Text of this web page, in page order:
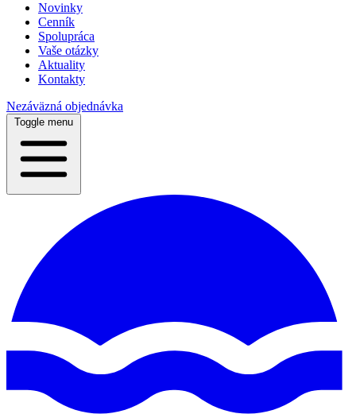
Novinky
Cenník
Spolupráca
Vaše otázky
Aktuality
Kontakty
Nezáväzná objednávka
Toggle menu